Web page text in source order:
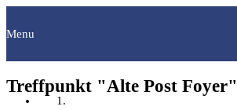
Menu
Treffpunkt "Alte Post Foyer"